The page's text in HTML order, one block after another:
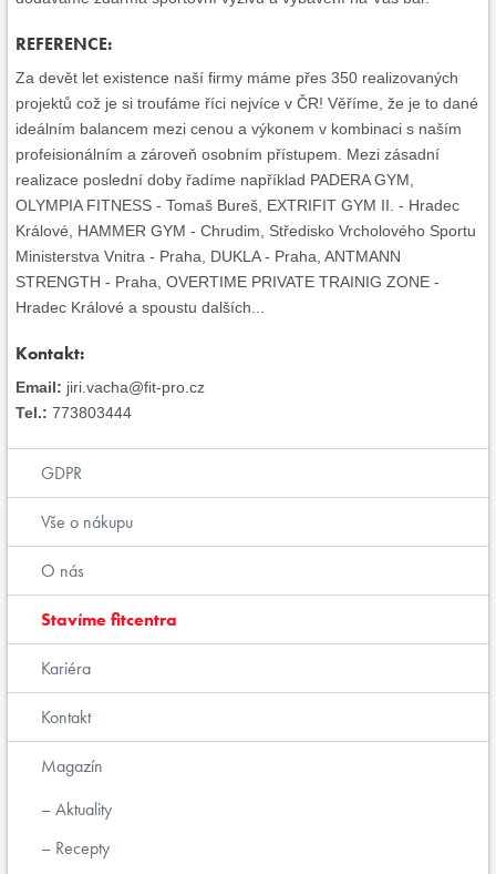
REFERENCE:
Za devět let existence naší firmy máme přes 350 realizovaných
projektů což je si troufáme říci nejvíce v ČR! Věříme, že je to dané
ideálním balancem mezi cenou a výkonem v kombinaci s naším
profeisionálním a zároveň osobním přístupem. Mezi zásadní
realizace poslední doby řadíme například PADERA GYM,
OLYMPIA FITNESS - Tomaš Bureš, EXTRIFIT GYM II. - Hradec
Králové, HAMMER GYM - Chrudim, Středisko Vrcholového Sportu
Ministerstva Vnitra - Praha, DUKLA - Praha, ANTMANN
STRENGTH - Praha, OVERTIME PRIVATE TRAINIG ZONE -
Hradec Králové a spoustu dalších...
Kontakt:
Email: jiri.vacha@fit-pro.cz
Tel.: 773803444
GDPR
Vše o nákupu
O nás
Stavíme fitcentra
Kariéra
Kontakt
Magazín
Aktuality
Recepty